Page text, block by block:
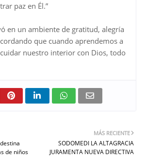
paz en Él.”
en un ambiente de gratitud, alegría
que cuando aprendemos a
nuestro interior con Dios, todo
MÁS RECIENTE
SODOMEDI LA ALTAGRACIA
JURAMENTA NUEVA DIRECTIVA
de niños